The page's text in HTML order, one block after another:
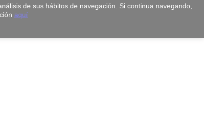
de sus hábitos de navegación. Si continua navegando,
aquí